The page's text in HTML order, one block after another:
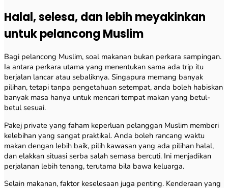
Halal, selesa, dan lebih meyakinkan
untuk pelancong Muslim
Bagi pelancong Muslim, soal makanan bukan perkara sampingan.
Ia antara perkara utama yang menentukan sama ada trip itu
berjalan lancar atau sebaliknya. Singapura memang banyak
pilihan, tetapi tanpa pengetahuan setempat, anda boleh habiskan
banyak masa hanya untuk mencari tempat makan yang betul-
betul sesuai.
Pakej private yang faham keperluan pelanggan Muslim memberi
kelebihan yang sangat praktikal. Anda boleh rancang waktu
makan dengan lebih baik, pilih kawasan yang ada pilihan halal,
dan elakkan situasi serba salah semasa bercuti. Ini menjadikan
perjalanan lebih tenang, terutama bila bawa keluarga.
Selain makanan, faktor keselesaan juga penting. Kenderaan yang